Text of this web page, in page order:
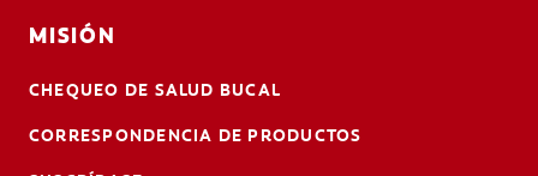
MISIÓN
CHEQUEO DE SALUD BUCAL
CORRESPONDENCIA DE PRODUCTOS